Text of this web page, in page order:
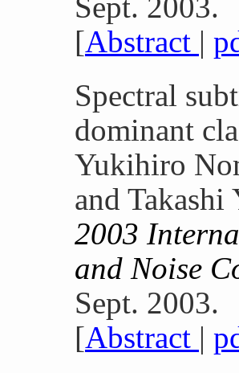
[Abstract |
Spectral
dominant
Yukihiro
and Takashi
2003
and Noise
Sept. 2003.
[Abstract |